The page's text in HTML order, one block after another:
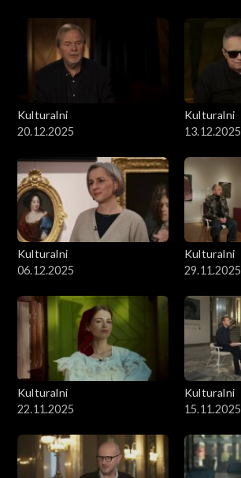
Kulturalni
20.12.2025
Kulturalni
13.12.2025
Kulturalni
06.12.2025
Kulturalni
29.11.2025
Kulturalni
22.11.2025
Kulturalni
15.11.2025